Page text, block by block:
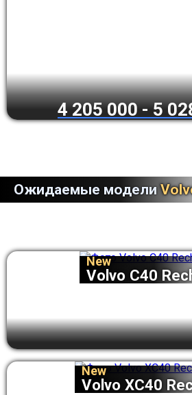
4 205 000 - 5
Ожидаемые модели
New
Volvo C40
New
Volvo XC40